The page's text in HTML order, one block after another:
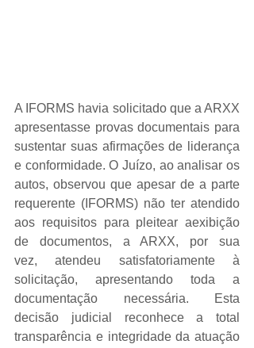
A IFORMS havia solicitado que a ARXX
apresentasse provas documentais para
sustentar suas afirmações de liderança
e conformidade. O Juízo, ao analisar os
autos, observou que apesar de a parte
requerente (IFORMS) não ter atendido
aos requisitos para pleitear aexibição
de documentos, a ARXX, por sua
vez, atendeu satisfatoriamente à
solicitação, apresentando toda a
documentação necessária. Esta
decisão judicial reconhece a total
transparência e integridade da atuação